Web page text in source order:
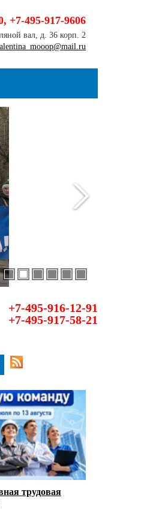
, +7-495-917-9606
вал, д. 36 корп. 2
+7-495-916-12-91
+7-495-917-58-21
трудовая